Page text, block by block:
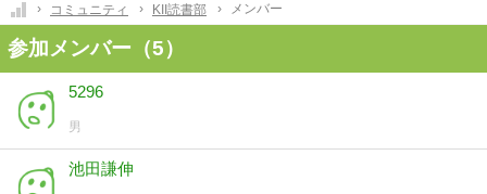
コミュニティ KII読書部 メンバー
参加メンバー（5）
5296
男
池田謙伸